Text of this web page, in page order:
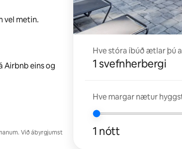
vel metin.
Airbnb eins og
Við ábyrgjumst
Hve stóra íbúð ætlar þú
1 svefnherbergi
Hve margar nætur
1 nótt